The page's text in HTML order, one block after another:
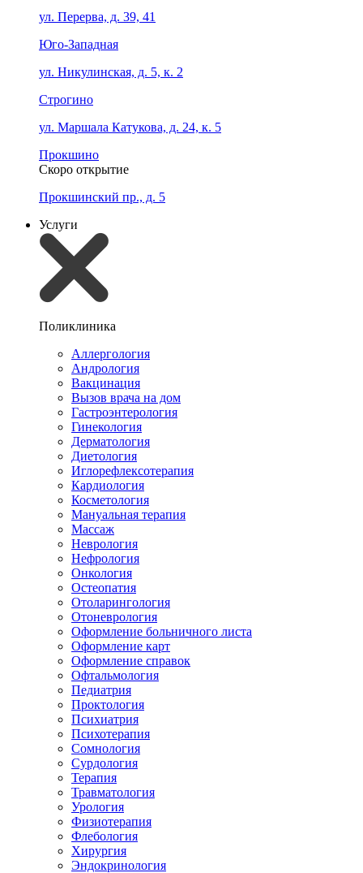
ул. Перерва, д. 39, 41
Юго-Западная
ул. Никулинская, д. 5, к. 2
Строгино
ул. Маршала Катукова, д. 24, к. 5
Прокшино
Скоро открытие
Прокшинский пр., д. 5
Услуги
Поликлиника
Аллергология
Андрология
Вакцинация
Вызов врача на дом
Гастроэнтерология
Гинекология
Дерматология
Диетология
Иглорефлексотерапия
Кардиология
Косметология
Мануальная терапия
Массаж
Неврология
Нефрология
Онкология
Остеопатия
Отоларингология
Отоневрология
Оформление больничного листа
Оформление карт
Оформление справок
Офтальмология
Педиатрия
Проктология
Психиатрия
Психотерапия
Сомнология
Сурдология
Терапия
Травматология
Урология
Физиотерапия
Флебология
Хирургия
Эндокринология